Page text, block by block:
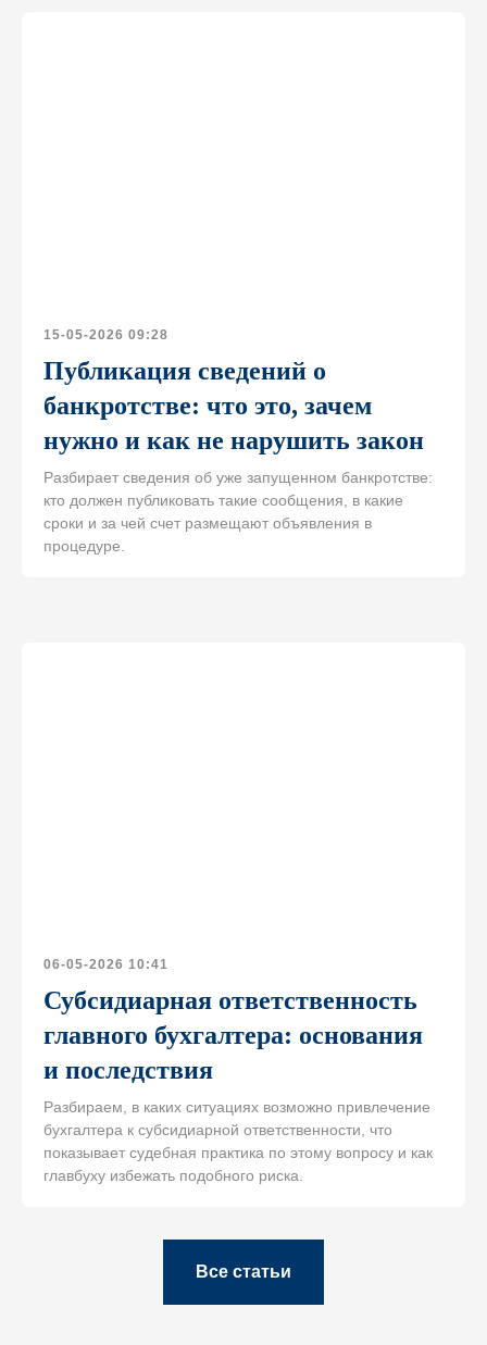
15-05-2026 09:28
Публикация сведений о
банкротстве: что это, зачем
нужно и как не нарушить закон
Разбирает сведения об уже запущенном банкротстве:
кто должен публиковать такие сообщения, в какие
сроки и за чей счет размещают объявления в
процедуре.
06-05-2026 10:41
Субсидиарная ответственность
главного бухгалтера: основания
и последствия
Разбираем, в каких ситуациях возможно привлечение
бухгалтера к субсидиарной ответственности, что
показывает судебная практика по этому вопросу и как
главбуху избежать подобного риска.
Все статьи